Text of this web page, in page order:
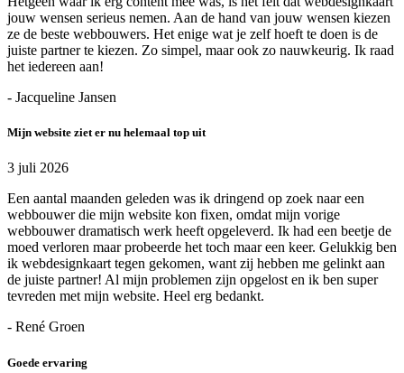
jouw wensen serieus nemen. Aan de hand van jouw wensen kiezen
ze de beste webbouwers. Het enige wat je zelf hoeft te doen is de
juiste partner te kiezen. Zo simpel, maar ook zo nauwkeurig. Ik raad
het iedereen aan!
- Jacqueline Jansen
Mijn website ziet er nu helemaal top uit
3 juli 2026
Een aantal maanden geleden was ik dringend op zoek naar een
webbouwer die mijn website kon fixen, omdat mijn vorige
webbouwer dramatisch werk heeft opgeleverd. Ik had een beetje de
moed verloren maar probeerde het toch maar een keer. Gelukkig ben
ik webdesignkaart tegen gekomen, want zij hebben me gelinkt aan
de juiste partner! Al mijn problemen zijn opgelost en ik ben super
tevreden met mijn website. Heel erg bedankt.
- René Groen
Goede ervaring